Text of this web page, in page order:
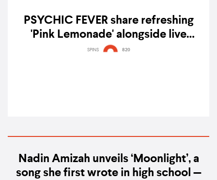
PSYCHIC FEVER share refreshing
'Pink Lemonade' alongside live
performance video
SPINS 820
Nadin Amizah unveils ‘Moonlight’, a
song she first wrote in high school —